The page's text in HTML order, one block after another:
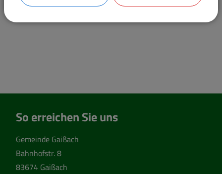
So erreichen Sie uns
Gemeinde Gaißach
Bahnhofstr. 8
83674 Gaißach